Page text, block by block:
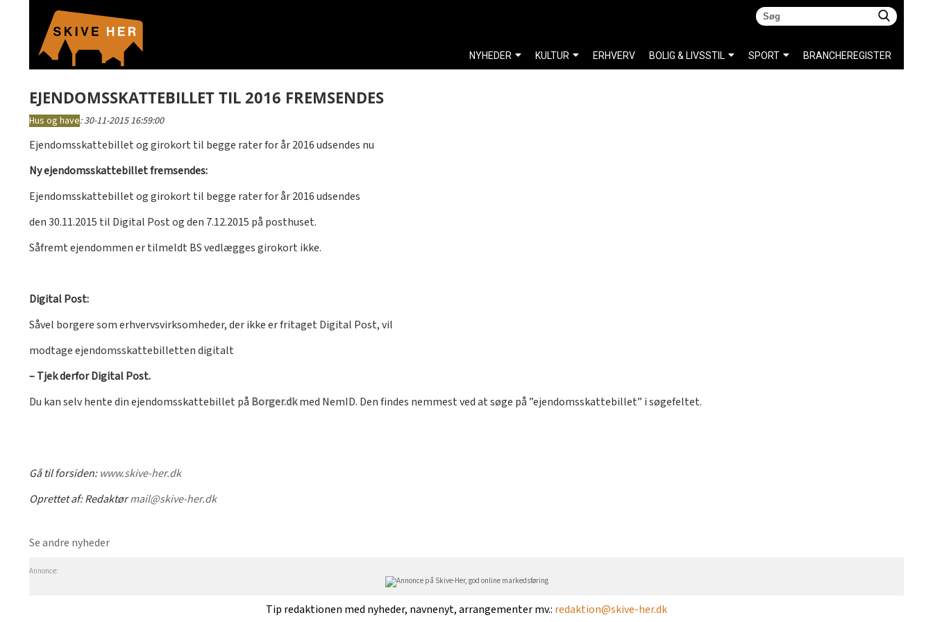
EJENDOMSSKATTEBILLET TIL 2016 FREMSENDES
Hus og have:30-11-2015 16:59:00
Ejendomsskattebillet og girokort til begge rater for år 2016 udsendes nu
Ny ejendomsskattebillet fremsendes:
Ejendomsskattebillet og girokort til begge rater for år 2016 udsendes
den 30.11.2015 til Digital Post og den 7.12.2015 på posthuset.
Såfremt ejendommen er tilmeldt BS vedlægges girokort ikke.
Digital Post:
Såvel borgere som erhvervsvirksomheder, der ikke er fritaget Digital Post, vil
modtage ejendomsskattebilletten digitalt
– Tjek derfor Digital Post.
Du kan selv hente din ejendomsskattebillet på Borger.dkmed NemID. Den findes nemmest ved at søge på ”ejendomsskattebillet” i søgefeltet.
Gå til forsiden:www.skive-her.dk
Oprettet af:Redaktørmail@skive-her.dk
Se andre nyheder
Annonce:
Tip redaktionen med nyheder, navnenyt, arrangementer mv.: redaktion@skive-her.dk
NYHEDER KULTUR ERHVERV BOLIG & LIVSSTIL SPORT BRANCHEREGISTER